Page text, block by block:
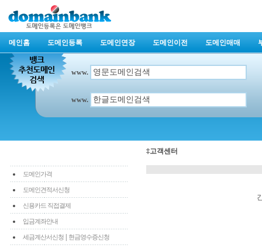
메인홈 도메인등록 도메인연장 도메인이전 도메인매매
www.
www.
도메인가격
도메인견적서신청
신용카드 직접결제
입금계좌안내
세금계산서신청 현금영수증신청
‡고객센터